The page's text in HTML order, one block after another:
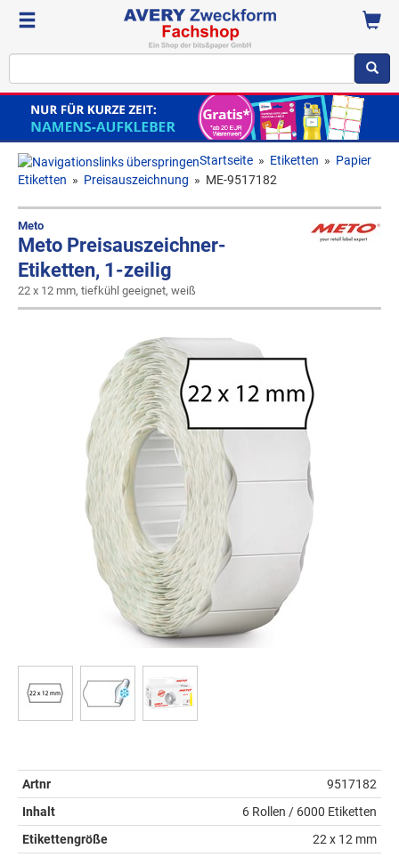
Startseite » Etiketten » Papier
Etiketten » Preisauszeichnung » ME-9517182
Meto
Meto Preisauszeichner-
Etiketten, 1-zeilig
22 x 12 mm, tiefkühl geeignet, weiß
Artnr
9517182
Inhalt
6 Rollen / 6000 Etiketten
Etikettengröße
22 x 12 mm